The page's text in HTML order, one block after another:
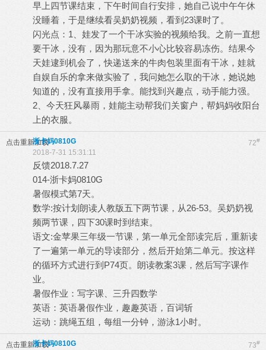
早上四节课结束，下午时间自行安排，她自己说中午午休
没睡着，于是继续看吴奶奶视频，看到23课时了。
闪光点：1、娃发了一个干冰实验的视频给我。之前一直想
要干冰，没有，因为那玩意不小心比较容易冻伤。结果今
天娃逮到机会了，快递送来的牛肉包装里面有干冰，娃就
自娱自乐的拿来做实验了，我问她怎么取的干冰，她说她
知道的，没有直接用手拿。能找到兴趣点，动手能力强。
2、今天狂风暴雨，娃能主动帮我们关窗户，帮妈妈收阳台
上的衣服。
点击重新加载 72#
浙卡妈0810G
2018-7-31 15:31:11
反馈2018.7.27
014-浙卡妈0810G
暑假模式第7天。
数学:按计划朗读人教版五下两节课，从26-53。吴奶奶视
频两节课，四下30课时到结束。
语文:金苹果三年级一节课，第一单元全部读完后，重新读
了一遍第一单元的导读部分，然后开始第二单元。按这样
的循环方式进行到P74页。朗读教案3课，然后写字课作
业。
暑假作业：写字课、三升四数学
英语：英语暑假作业，趣趣英语，百词斩
运动：跳绳五组，每组一分钟，游泳1小时。
点击重新加载 73#
浙卡妈0810G